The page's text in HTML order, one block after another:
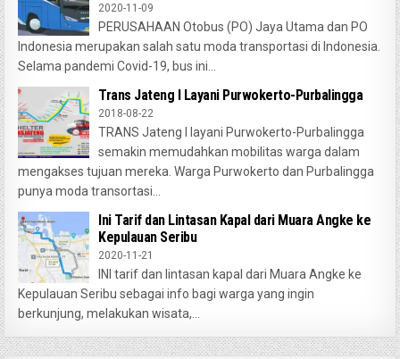
2020-11-09
PERUSAHAAN Otobus (PO) Jaya Utama dan PO
Indonesia merupakan salah satu moda transportasi di Indonesia.
Selama pandemi Covid-19, bus ini...
Trans Jateng I Layani Purwokerto-Purbalingga
2018-08-22
TRANS Jateng I layani Purwokerto-Purbalingga
semakin memudahkan mobilitas warga dalam
mengakses tujuan mereka. Warga Purwokerto dan Purbalingga
punya moda transortasi...
Ini Tarif dan Lintasan Kapal dari Muara Angke ke
Kepulauan Seribu
2020-11-21
INI tarif dan lintasan kapal dari Muara Angke ke
Kepulauan Seribu sebagai info bagi warga yang ingin
berkunjung, melakukan wisata,...